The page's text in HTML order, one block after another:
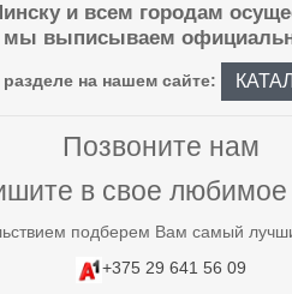
и всем городам
мы выписываем
на нашем сайте:
Позвоните нам
в свое
подберем Вам самый
+375 29 641 56 09